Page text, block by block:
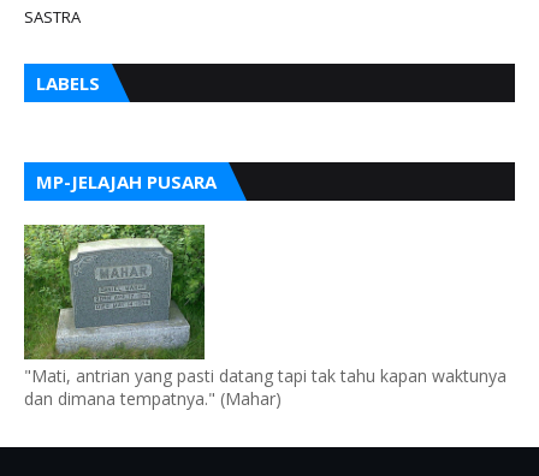
SASTRA
LABELS
MP-JELAJAH PUSARA
"Mati, antrian yang pasti datang tapi tak tahu kapan waktunya
dan dimana tempatnya." (Mahar)